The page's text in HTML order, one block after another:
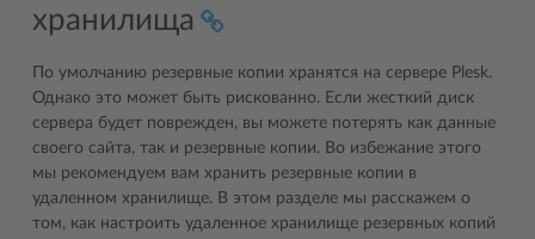
хранилища
По умолчанию резервные копии хранятся на сервере Plesk.
Однако это может быть рискованно. Если жесткий диск
сервера будет поврежден, вы можете потерять как данные
своего сайта, так и резервные копии. Во избежание этого
мы рекомендуем вам хранить резервные копии в
удаленном хранилище. В этом разделе мы расскажем о
том, как настроить удаленное хранилище резервных копий